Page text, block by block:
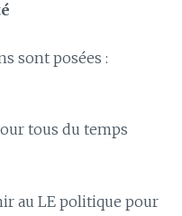
sont posées :
tous du temps
au LE politique pour